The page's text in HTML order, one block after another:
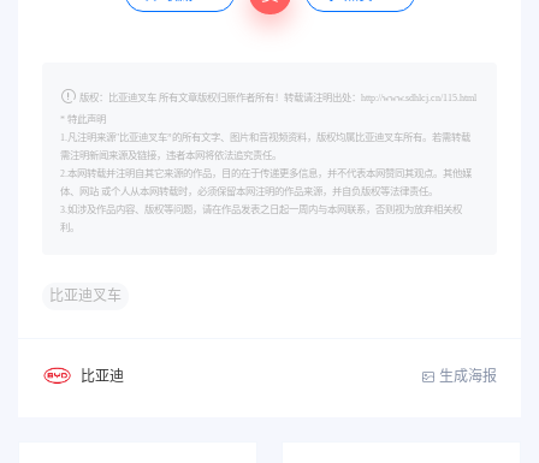
版权：比亚迪叉车 所有文章版权归原作者所有！转载请注明出处：http://www.sdhlcj.cn/115.html
* 特此声明
1.凡注明来源"比亚迪叉车”的所有文字、图片和音视频资料，版权均属比亚迪叉车所有。若需转载
需注明新闻来源及链接，违者本网将依法追究责任。
2.本网转载并注明自其它来源的作品，目的在于传递更多信息，并不代表本网赞同其观点。其他媒
体、网站 或个人从本网转载时，必须保留本网注明的作品来源，并自负版权等法律责任。
3.如涉及作品内容、版权等问题，请在作品发表之日起一周内与本网联系，否则视为放弃相关权
利。
比亚迪叉车
比亚迪 生成海报